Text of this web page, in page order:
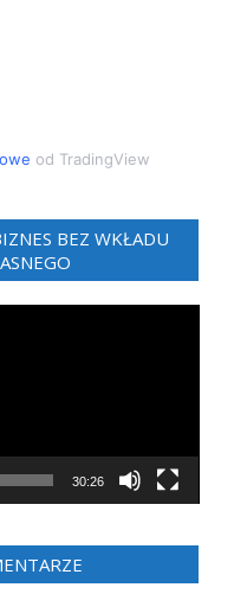
od TradingView
BEZ WKŁADU
30:26